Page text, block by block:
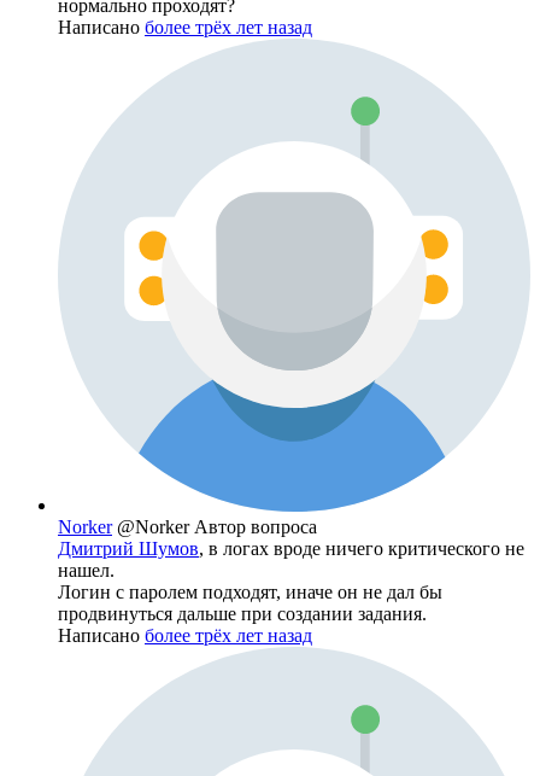
нормально проходят?
Написано более трёх лет назад
Norker @Norker Автор вопроса
Дмитрий Шумов, в логах вроде ничего критического не
нашел.
Логин с паролем подходят, иначе он не дал бы
продвинуться дальше при создании задания.
Написано более трёх лет назад